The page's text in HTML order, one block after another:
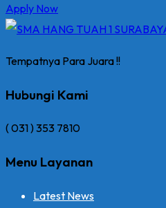
Apply Now
Tempatnya Para Juara !!
Hubungi Kami
( 031 ) 353 7810
Menu Layanan
Latest News